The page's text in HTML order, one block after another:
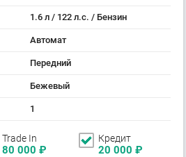
1.6 л / 122 л.с. / Бензин
Автомат
Передний
Бежевый
1
Trade In
80 000 ₽
Кредит
20 000 ₽